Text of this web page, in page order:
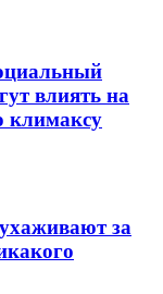
влиять на
климаксу
за